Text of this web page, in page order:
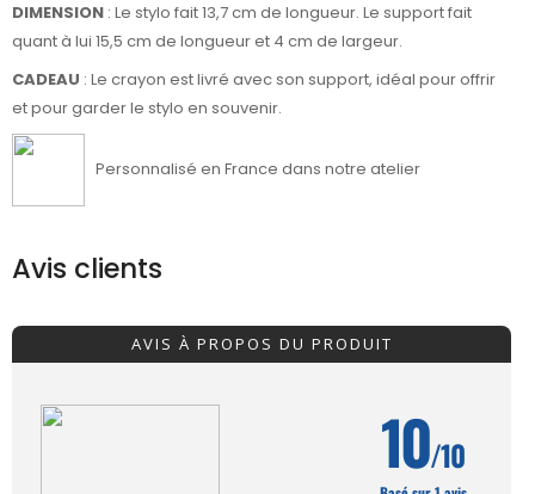
DIMENSION : Le stylo fait 13,7 cm de longueur. Le support fait
quant à lui 15,5 cm de longueur et 4 cm de largeur.
CADEAU : Le crayon est livré avec son support, idéal pour offrir
et pour garder le stylo en souvenir.
Personnalisé en France dans notre atelier
Avis clients
AVIS À PROPOS DU PRODUIT
10/10